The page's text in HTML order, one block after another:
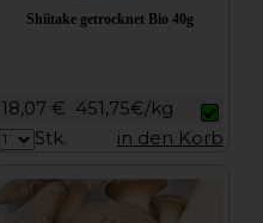
Shiitake getrocknet Bio 40g
18,07 € 451,75€/kg
Stk.
in den Korb